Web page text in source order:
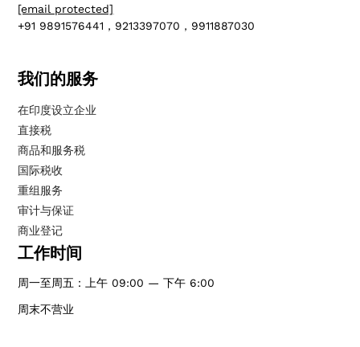
[email protected]
+91 9891576441，9213397070，9911887030
我们的服务
在印度设立企业
直接税
商品和服务税
国际税收
重组服务
审计与保证
商业登记
工作时间
周一至周五：上午 09:00 — 下午 6:00
周末不营业